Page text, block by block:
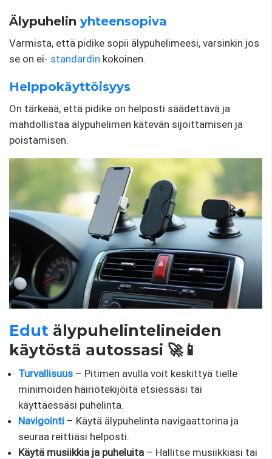
Älypuhelin yhteensopiva
Varmista, että pidike sopii älypuhelimeesi, varsinkin jos
se on ei- standardin kokoinen.
Helppokäyttöisyys
On tärkeää, että pidike on helposti säädettävä ja
mahdollistaa älypuhelimen kätevän sijoittamisen ja
poistamisen.
Edut älypuhelintelineiden
käytöstä autossasi 🚀📱
Turvallisuus – Pitimen avulla voit keskittyä tielle
minimoiden häiriötekijöitä etsiessäsi tai
käyttäessäsi puhelinta.
Navigointi – Käytä älypuhelinta navigaattorina ja
seuraa reittiäsi helposti.
Käytä musiikkia ja puheluita – Hallitse musiikkiasi tai